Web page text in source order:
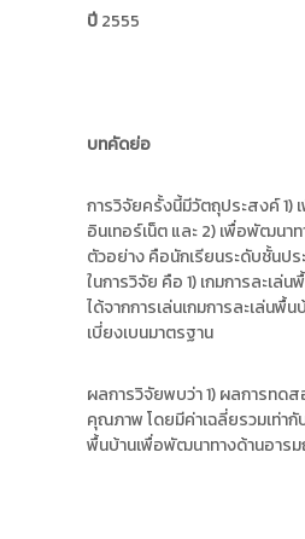
i
t
y
:
ลั
ง
ข้
อ
มู
ง
า
น
ง
บุ
ปี2555
บทคัดย่อ
การวิจัยครั้งนี้มีวัตถุประสงค์ 1)
อินเทอร์เน็ต และ 2) เพื่อพัฒนา
ตัวอย่าง คือนักเรียนระดับชั้นป
ในการวิจัย คือ 1) เกมการละเ
ได้จากการเล่นเกมการละเล่น
เบี่ยงเบนมาตรฐาน
ผลการวิจัยพบว่า 1) ผลการทด
คุณภาพ โดยมีค่าเฉลี่ยรวมเท่า
พื้นบ้านเพื่อพัฒนาทางด้านอาร